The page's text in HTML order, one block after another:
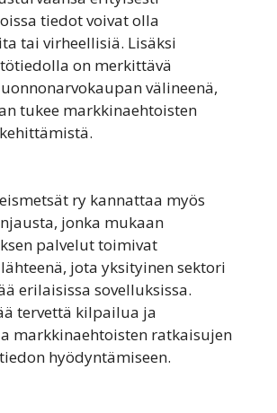
tiedot voivat olla
tai virheellisiä. Lisäksi
on merkittävä
välineenä,
tukee markkinaehtoisten
ry kannattaa myös
jonka mukaan
palvelut toimivat
jota yksityinen sektori
erilaisissa sovelluksissa.
tervettä kilpailua ja
markkinaehtoisten ratkaisujen
hyödyntämiseen.